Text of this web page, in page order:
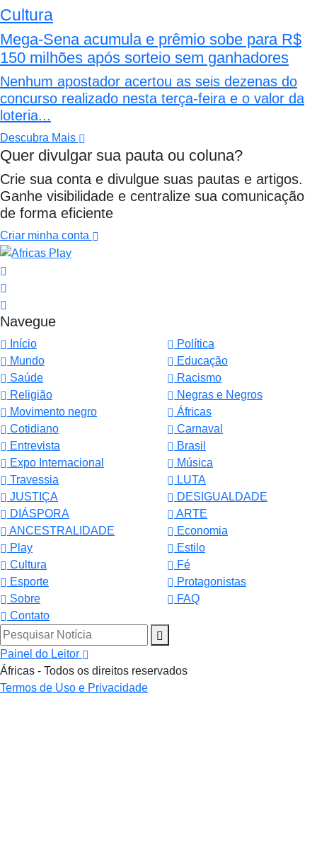
Cultura
Mega-Sena acumula e prêmio sobe para R$
150 milhões após sorteio sem ganhadores
Nenhum apostador acertou as seis dezenas do
concurso realizado nesta terça-feira e o valor da
loteria...
Descubra Mais
Quer divulgar sua pauta ou coluna?
Crie sua conta e divulgue suas pautas e artigos.
Ganhe visibilidade e centralize sua comunicação
de forma eficiente
Criar minha conta
Navegue
Início
Política
Mundo
Educação
Saúde
Racismo
Religião
Negras e Negros
Movimento negro
Áfricas
Cotidiano
Carnaval
Entrevista
Brasil
Expo Internacional
Música
Travessia
LUTA
JUSTIÇA
DESIGUALDADE
DIÁSPORA
ARTE
ANCESTRALIDADE
Economia
Play
Estilo
Cultura
Fé
Esporte
Protagonistas
Sobre
FAQ
Contato
Pesquisar Notícia
Painel do Leitor
Áfricas - Todos os direitos reservados
Termos de Uso e Privacidade